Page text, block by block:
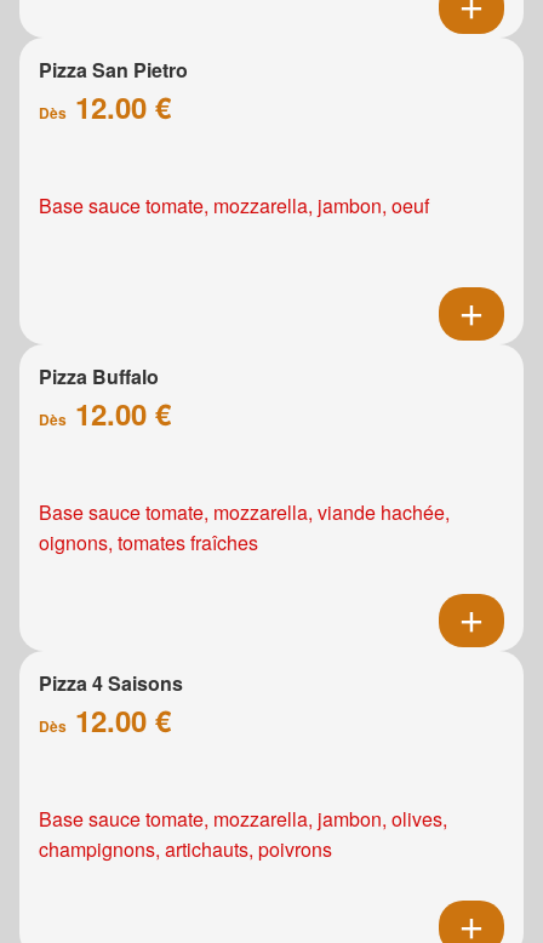
Pizza San Pietro
Dès 12.00 €
Base sauce tomate, mozzarella, jambon, oeuf
Pizza Buffalo
Dès 12.00 €
Base sauce tomate, mozzarella, viande hachée,
oignons, tomates fraîches
Pizza 4 Saisons
Dès 12.00 €
Base sauce tomate, mozzarella, jambon, olives,
champignons, artichauts, poivrons